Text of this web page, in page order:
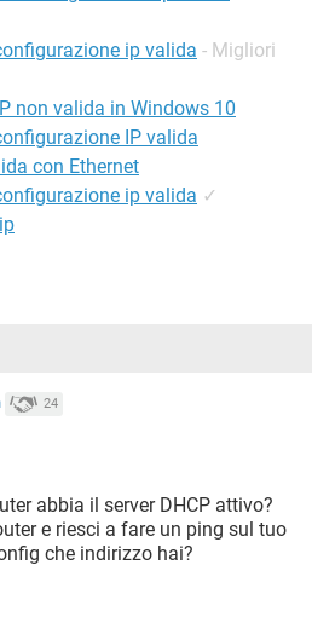
ip valida - Migliori
non valida in Windows 10
IP valida
con Ethernet
ip valida ✓
24
abbia il server DHCP attivo?
e riesci a fare un ping sul tuo
che indirizzo hai?